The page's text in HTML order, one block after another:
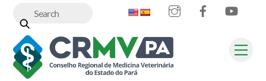
content
InstagramFacebook